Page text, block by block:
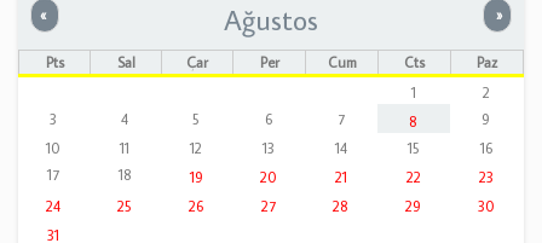
« Önceki »
Ağustos
Pts Sal Çar Per Cum Cts
Paz
1
2
3
4 5 6 7 8
9
10
11 12 13 14 15
16
17
18 19 20 21 22
23
24
25 26 27 28 29
30
31